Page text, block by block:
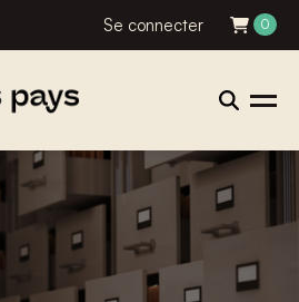
Se connecter 0